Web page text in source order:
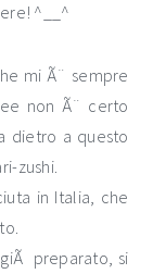
^__^
mi Ã¨ sempre
non Ã¨ certo
dietro a questo
zushi.
in Italia, che
preparato, si